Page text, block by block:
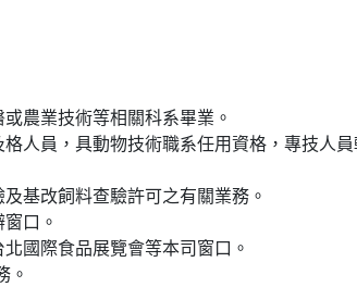
農業技術等相關科系畢業。
人員，具動物技術職系任用資格，專技人
基改飼料查驗許可之有關業務。
口。
國際食品展覽會等本司窗口。
。